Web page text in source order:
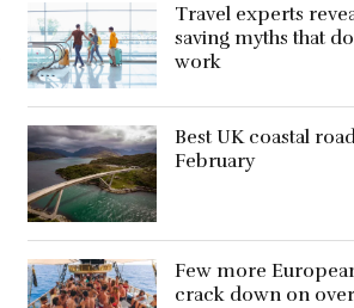
Travel experts
saving myths that
work
Best UK coastal
February
Few more
crack down on